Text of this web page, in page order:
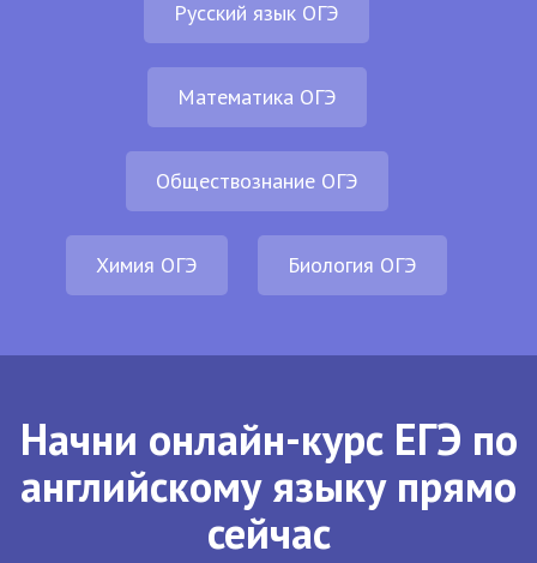
Русский язык ОГЭ
Математика ОГЭ
Обществознание ОГЭ
Химия ОГЭ Биология ОГЭ
Начни онлайн-курс ЕГЭ по
английскому языку прямо
сейчас